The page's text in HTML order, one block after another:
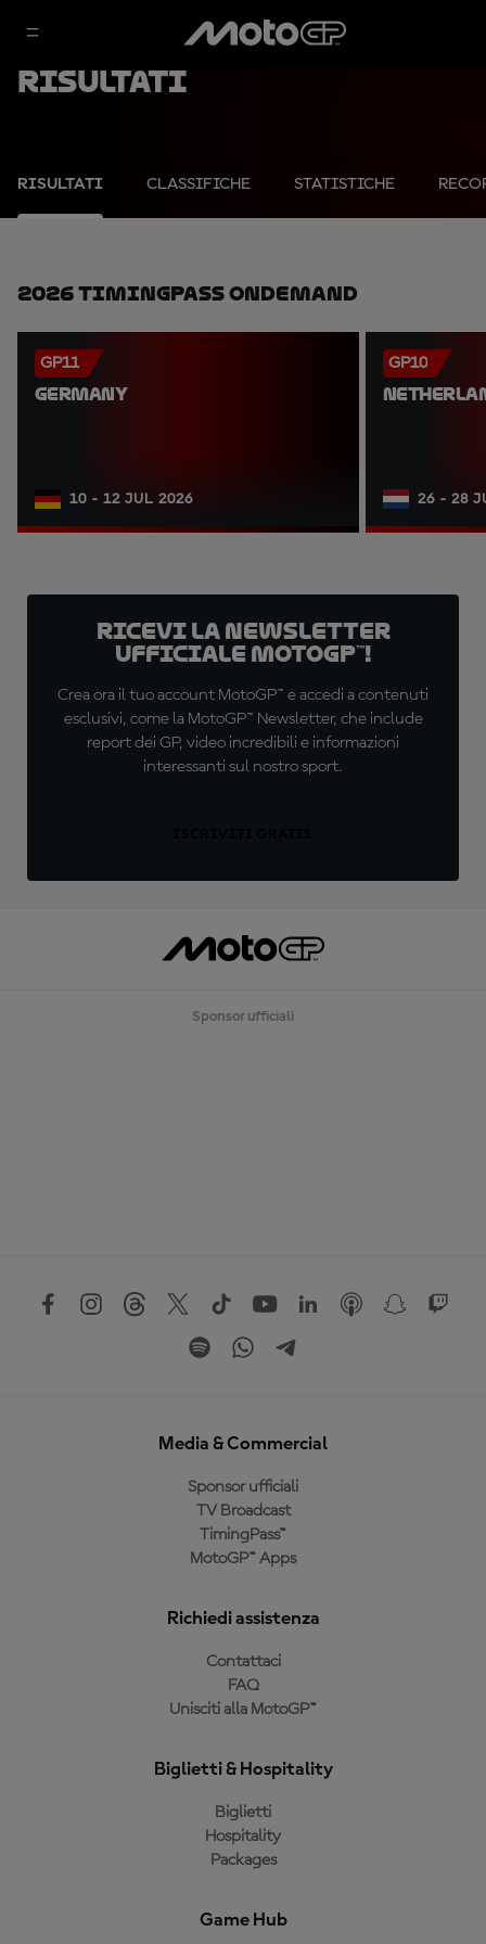
Risultati
RISULTATI CLASSIFICHE STATISTICHE
2026 TimingPass OnDemand
GP11
GERMANY
10 - 12 JUL 2026
GP10
26 - 28
Ricevi la newsletter
ufficiale MotoGP™!
Crea ora il tuo account MotoGP™ e accedi a contenuti
esclusivi, come la MotoGP™ Newsletter, che include
report dei GP, video incredibili e informazioni
interessanti sul nostro sport.
Sponsor ufficiali
Media & Commercial
Sponsor ufficiali
TV Broadcast
TimingPass™
MotoGP™ Apps
Richiedi assistenza
Contattaci
FAQ
Unisciti alla MotoGP™
Biglietti & Hospitality
Biglietti
Hospitality
Packages
Game Hub